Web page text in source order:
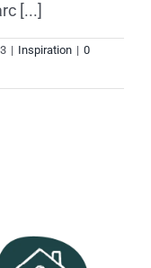
[...]
| Inspiration | 0